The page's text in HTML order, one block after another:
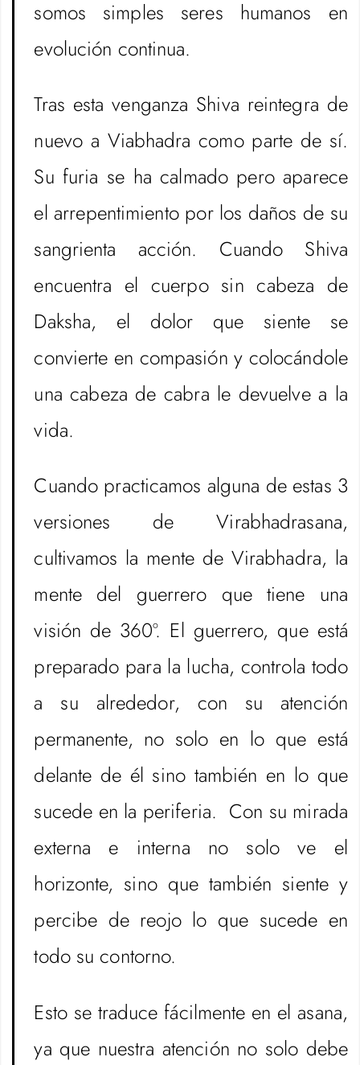
somos simples seres humanos en
evolución continua.
Tras esta venganza Shiva reintegra de
nuevo a Viabhadra como parte de sí.
Su furia se ha calmado pero aparece
el arrepentimiento por los daños de su
sangrienta acción. Cuando Shiva
encuentra el cuerpo sin cabeza de
Daksha, el dolor que siente se
convierte en compasión y colocándole
una cabeza de cabra le devuelve a la
vida.
Cuando practicamos alguna de estas 3
versiones de Virabhadrasana,
cultivamos la mente de Virabhadra, la
mente del guerrero que tiene una
visión de 360º. El guerrero, que está
preparado para la lucha, controla todo
a su alrededor, con su atención
permanente, no solo en lo que está
delante de él sino también en lo que
sucede en la periferia. Con su mirada
externa e interna no solo ve el
horizonte, sino que también siente y
percibe de reojo lo que sucede en
todo su contorno.
Esto se traduce fácilmente en el asana,
ya que nuestra atención no solo debe